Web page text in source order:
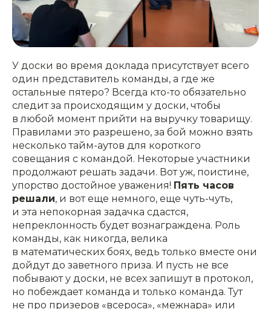
У доски во время доклада присутствует всего
один представитель команды, а где же
остальные пятеро? Всегда кто-то обязательно
следит за происходящим у доски, чтобы
в любой момент прийти на выручку товарищу.
Правилами это разрешено, за бой можно взять
несколько тайм-аутов для короткого
совещания с командой. Некоторые участники
продолжают решать задачи. Вот уж, поистине,
упорство достойное уважения! Пять часов
решали, и вот еще немного, еще чуть-чуть,
и эта непокорная задачка сдастся,
непреклонность будет вознаграждена. Роль
команды, как никогда, велика
в математических боях, ведь только вместе они
дойдут до заветного приза. И пусть не все
побывают у доски, не всех запишут в протокол,
но побеждает команда и только команда. Тут
не про призеров «всероса», «межнара» или